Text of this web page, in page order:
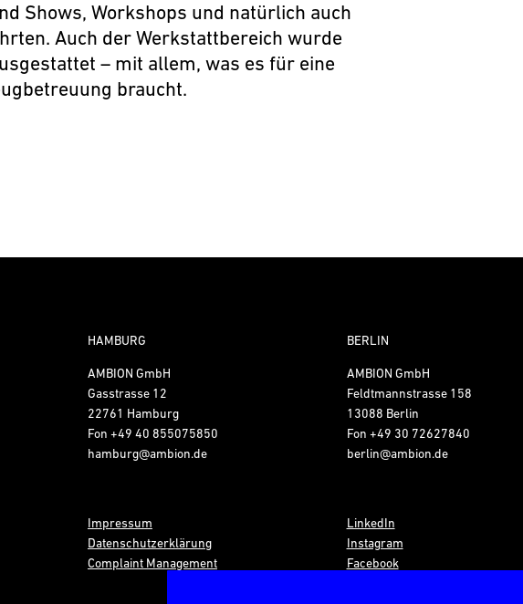
Shows, Workshops und natürlich auch
Auch der Werkstattbereich wurde
– mit allem, was es für eine
braucht.
HAMBURG
AMBION GmbH
Gasstrasse 12
22761 Hamburg
Fon +49 40 855075850
hamburg@ambion.de
BERLIN
AMBION GmbH
Feldtmannstrasse 158
13088 Berlin
Fon +49 30 72627840
berlin@ambion.de
Impressum
Datenschutzerklärung
Complaint Management
LinkedIn
Instagram
Facebook